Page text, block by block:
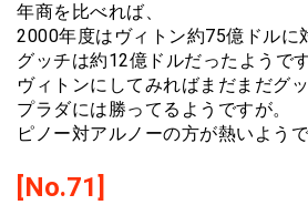
年商を比べれば、
2000年度はヴィトン約75億ドルに
グッチは約12億ドルだったようです
ヴィトンにしてみればまだまだグ
プラダには勝ってるようですが。
ピノー対アルノーの方が熱いようで
[No.71]